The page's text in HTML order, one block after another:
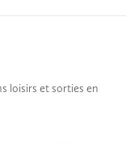
loisirs et sorties en